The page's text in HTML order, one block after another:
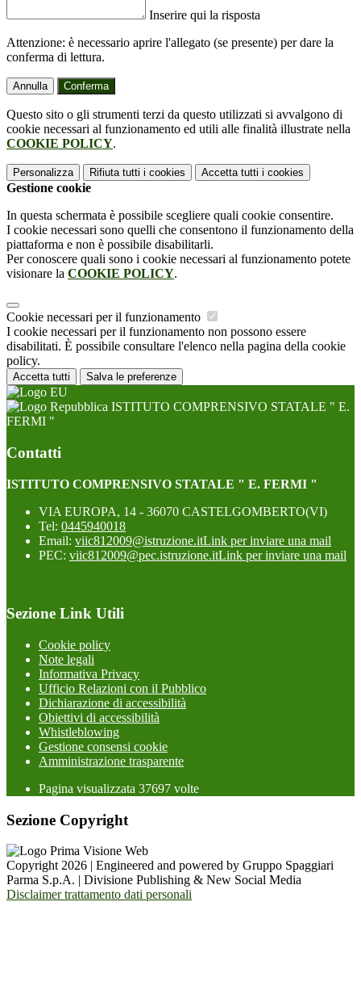
Inserire qui la risposta
Attenzione: è necessario aprire l'allegato (se presente) per dare la
conferma di lettura.
Annulla Conferma
Questo sito o gli strumenti terzi da questo utilizzati si avvalgono di
cookie necessari al funzionamento ed utili alle finalità illustrate nella
COOKIE POLICY.
Personalizza Rifiuta tutti i cookies Accetta tutti i cookies
Gestione cookie
In questa schermata è possibile scegliere quali cookie consentire.
I cookie necessari sono quelli che consentono il funzionamento della
piattaforma e non è possibile disabilitarli.
Per conoscere quali sono i cookie necessari al funzionamento potete
visionare la COOKIE POLICY.
Cookie necessari per il funzionamento
I cookie necessari per il funzionamento non possono essere
disabilitati. È possibile consultare l'elenco nella pagina della cookie
policy.
Accetta tutti Salva le preferenze
ISTITUTO COMPRENSIVO STATALE " E.
FERMI "
Contatti
ISTITUTO COMPRENSIVO STATALE " E. FERMI "
VIA EUROPA, 14 - 36070 CASTELGOMBERTO(VI)
Tel: 0445940018
Email: viic812009@istruzione.itLink per inviare una mail
PEC: viic812009@pec.istruzione.itLink per inviare una mail
Sezione Link Utili
Cookie policy
Note legali
Informativa Privacy
Ufficio Relazioni con il Pubblico
Dichiarazione di accessibilità
Obiettivi di accessibilità
Whistleblowing
Gestione consensi cookie
Amministrazione trasparente
Pagina visualizzata 37697 volte
Sezione Copyright
Copyright 2026 | Engineered and powered by Gruppo Spaggiari
Parma S.p.A. | Divisione Publishing & New Social Media
Disclaimer trattamento dati personali